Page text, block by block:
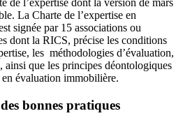
La Charte de l’expertise en
signée par 15 associations ou
dont la RICS, précise les conditions
les méthodologies d’évaluation,
ainsi que les principes déontologiques
évaluation immobilière.
bonnes pratiques